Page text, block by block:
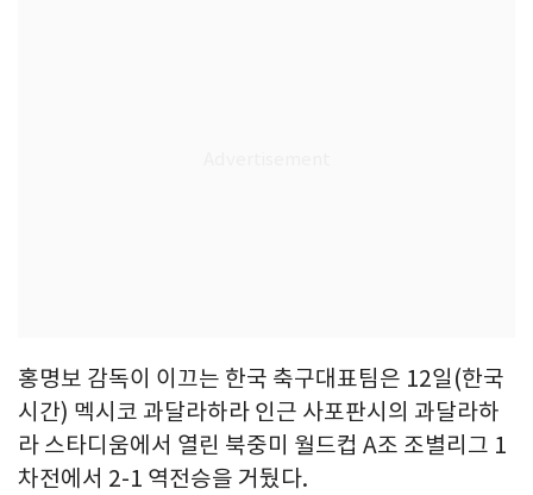
홍명보 감독이 이끄는 한국 축구대표팀은 12일(한국
시간) 멕시코 과달라하라 인근 사포판시의 과달라하
라 스타디움에서 열린 북중미 월드컵 A조 조별리그 1
차전에서 2-1 역전승을 거뒀다.